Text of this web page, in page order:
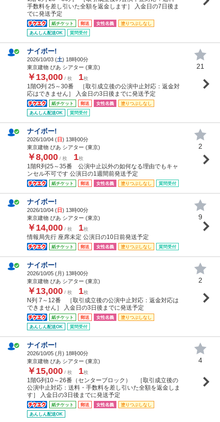
手数料を差し引いた全額を返金します］ 入金日の7日後ま
でに発送予定
紙チケット 郵送 女性名義
塗りつぶしなし
あんしん配送OK
質問受付
ナイボー!
2026/10/03 (土) 18時00分
東京建物 ぴあ シアター (東京)
￥13,000 / 枚 1枚
1階O列 25～30番 ［取引成立後の公演中止対応：返金対
応はできません］ 入金日の3日後までに発送予定
紙チケット 郵送 女性名義
塗りつぶしなし
あんしん配送OK
質問受付
21
ナイボー!
2026/10/04 (日) 13時00分
東京建物 ぴあ シアター (東京)
￥8,000 / 枚 1枚
1階R列25～35番 公演中止以外の如何なる理由でもキャ
ンセル不可です 公演日の1週間前発送予定
紙チケット 郵送 女性名義 塗りつぶしなし 質問受付
2
ナイボー!
2026/10/04 (日) 13時00分
東京建物 ぴあ シアター (東京)
￥14,000 / 枚 1枚
情報局先行 座席未定 公演日の10日前発送予定
紙チケット 郵送 女性名義 塗りつぶしなし 質問受付
9
ナイボー!
2026/10/05 (月) 13時00分
東京建物 ぴあ シアター (東京)
￥13,000 / 枚 1枚
N列 7～12番 ［取引成立後の公演中止対応：返金対応は
できません］ 入金日の3日後までに発送予定
紙チケット 郵送 女性名義
塗りつぶしなし
あんしん配送OK
質問受付
2
ナイボー!
2026/10/05 (月) 18時00分
東京建物 ぴあ シアター (東京)
￥15,000 / 枚 1枚
1階G列10～26番（センターブロック） ［取引成立後の
公演中止対応：送料・手数料を差し引いた全額を返金しま
す］ 入金日の3日後までに発送予定
紙チケット 郵送 女性名義
塗りつぶしなし
あんしん配送OK
4